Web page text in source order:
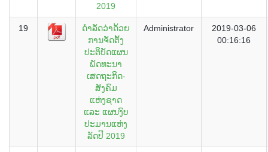
2019
19
ດຳລັດວ່າດ້ວຍ
ການຈັດຕັ້ງ
ປະຕິບັດແຜນ
ພັດທະນາ
ເສດຖະກິດ-
ສັງຄົມ
ແຫ່ງຊາດ
ແລະ ແຜນງົບ
ປະມານແຫ່ງ
ລັດປີ 2019
Administrator
2019-03-06
00:16:16